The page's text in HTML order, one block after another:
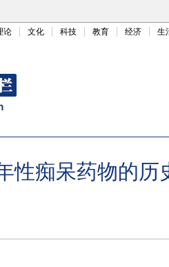
论 文化 科技 教育 经济 生
性痴呆药物的历